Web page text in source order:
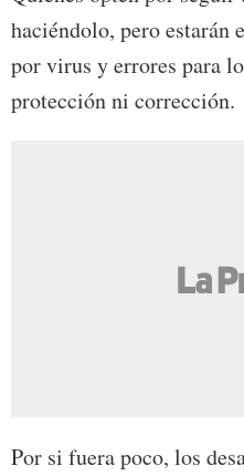
haciéndolo, pero estarán
por virus y errores para
protección ni corrección.
Por si fuera poco, los